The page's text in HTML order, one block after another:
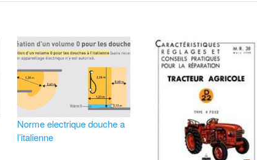
Norme electrique douche a
l’italienne